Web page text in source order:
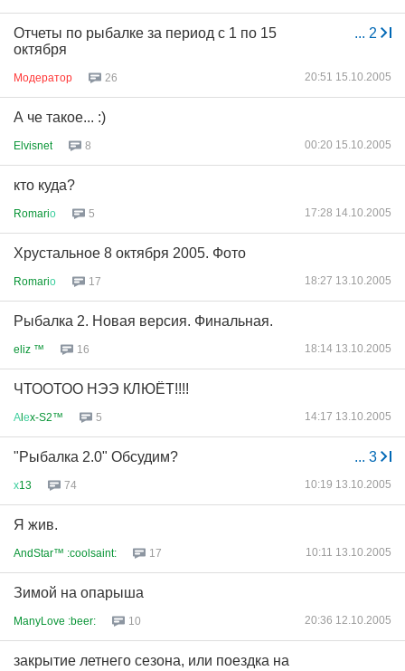
... 2
Отчеты по рыбалке за период с 1 по 15
октября
Модератор 26 20:51 15.10.2005
А че такое... :)
Elvisnet 8 00:20 15.10.2005
кто куда?
Romariо 5 17:28 14.10.2005
Хрустальное 8 октября 2005. Фото
Romariо 17 18:27 13.10.2005
Рыбалка 2. Новая версия. Финальная.
eliz ™ 16 18:14 13.10.2005
ЧТООТОО НЭЭ КЛЮЁТ!!!!
Аlеx-S2™ 5 14:17 13.10.2005
... 3
"Рыбалка 2.0" Обсудим?
х13 74 10:19 13.10.2005
Я жив.
AndStar™ :coolsaint: 17 10:11 13.10.2005
Зимой на опарыша
ManyLove :beer: 10 20:36 12.10.2005
закрытие летнего сезона, или поездка на